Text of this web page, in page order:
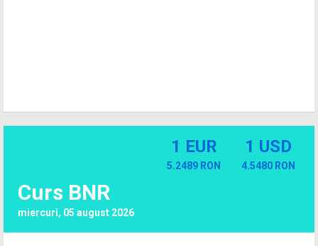
Curs BNR
miercuri, 05 august 2026
1 EUR
5.2489 RON
1 USD
4.5480 RON